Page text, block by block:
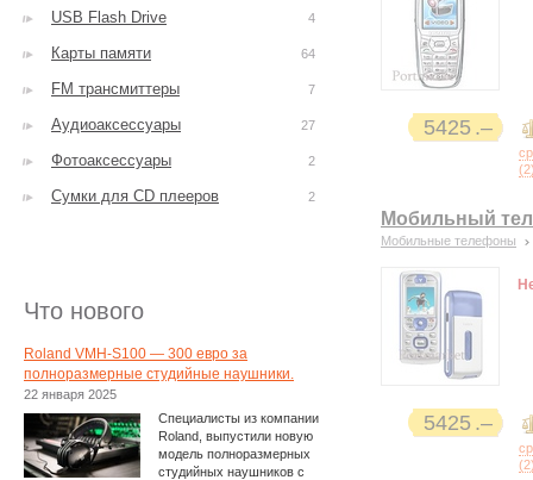
5425
(2
Мобильный
Мобильные телефоны
5425
(2
USB Flash Drive 4
Карты памяти 64
FM трансмиттеры 7
Аудиоаксессуары 27
Фотоаксессуары 2
Сумки для CD плееров 2
Что нового
Roland VMH-S100 — 300 евро за
полноразмерные студийные наушники.
22 января 2025
Специалисты из компании
Roland, выпустили новую
модель полноразмерных
студийных наушников с